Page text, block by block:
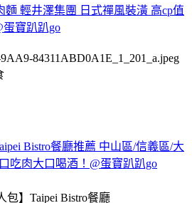
輕井澤集團 日式禪風裝潢 高cp值
蛋寶趴趴go
Bistro餐廳推薦 中山區/信義區/大
吃肉大口喝酒！@蛋寶趴趴go